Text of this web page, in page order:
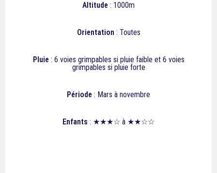
Altitude : 1000m
Orientation : Toutes
Pluie : 6 voies grimpables si pluie faible et 6 voies
grimpables si pluie forte
Période : Mars à novembre
Enfants : ★★★☆ à ★★☆☆